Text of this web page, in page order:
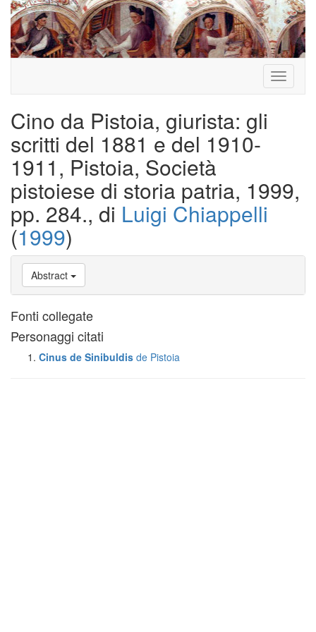
Toggle
Cino da Pistoia, giurista: gli
scritti del 1881 e del 1910-
1911, Pistoia, Società
pistoiese di storia patria, 1999,
pp. 284., di Luigi Chiappelli
(1999)
Abstract
Fonti collegate
Personaggi citati
Cinus de Sinibuldis de Pistoia